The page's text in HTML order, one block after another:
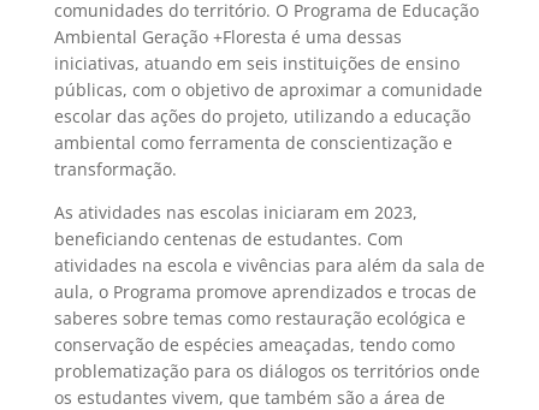
comunidades do território. O Programa de Educação
Ambiental Geração +Floresta é uma dessas
iniciativas, atuando em seis instituições de ensino
públicas, com o objetivo de aproximar a comunidade
escolar das ações do projeto, utilizando a educação
ambiental como ferramenta de conscientização e
transformação.
As atividades nas escolas iniciaram em 2023,
beneficiando centenas de estudantes. Com
atividades na escola e vivências para além da sala de
aula, o Programa promove aprendizados e trocas de
saberes sobre temas como restauração ecológica e
conservação de espécies ameaçadas, tendo como
problematização para os diálogos os territórios onde
os estudantes vivem, que também são a área de